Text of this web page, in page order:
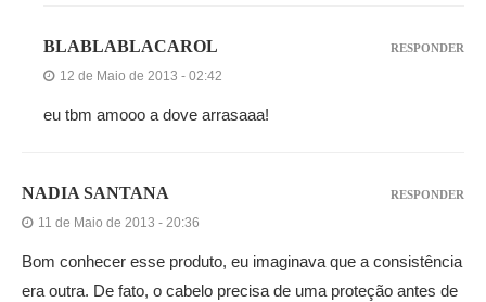
BLABLABLACAROL
12 de Maio de 2013 - 02:42
eu tbm amooo a dove arrasaaa!
RESPONDER
NADIA SANTANA
11 de Maio de 2013 - 20:36
Bom conhecer esse produto, eu imaginava que a consistência
era outra. De fato, o cabelo precisa de uma proteção antes de
RESPONDER